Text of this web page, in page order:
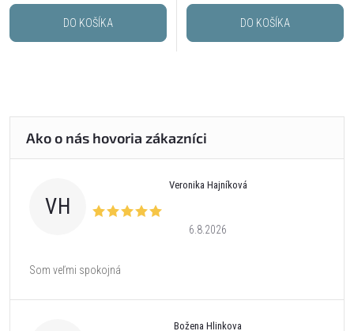
DO KOŠÍKA DO KOŠÍKA
VH
Veronika Hajníková
6.8.2026
Som veľmi spokojná
Božena Hlinkova